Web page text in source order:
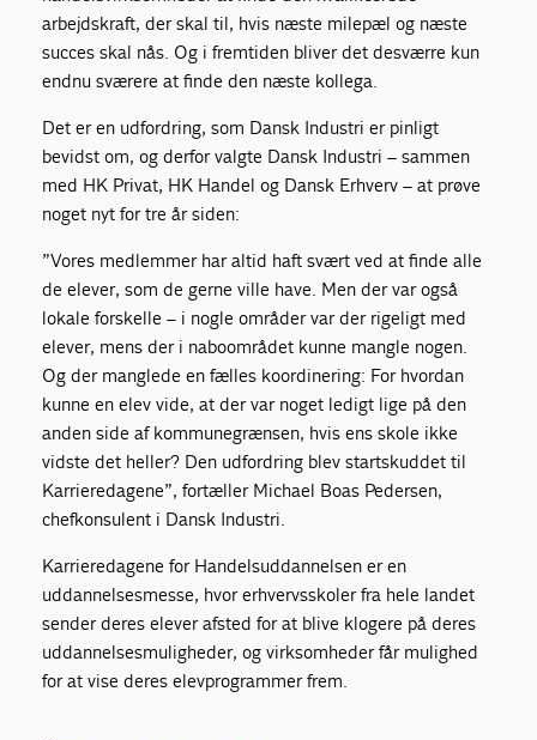
arbejdskraft, der skal til, hvis næste milepæl og næste
succes skal nås. Og i fremtiden bliver det desværre kun
endnu sværere at finde den næste kollega.
Det er en udfordring, som Dansk Industri er pinligt
bevidst om, og derfor valgte Dansk Industri – sammen
med HK Privat, HK Handel og Dansk Erhverv – at prøve
noget nyt for tre år siden:
”Vores medlemmer har altid haft svært ved at finde alle
de elever, som de gerne ville have. Men der var også
lokale forskelle – i nogle områder var der rigeligt med
elever, mens der i naboområdet kunne mangle nogen.
Og der manglede en fælles koordinering: For hvordan
kunne en elev vide, at der var noget ledigt lige på den
anden side af kommunegrænsen, hvis ens skole ikke
vidste det heller? Den udfordring blev startskuddet til
Karrieredagene”, fortæller Michael Boas Pedersen,
chefkonsulent i Dansk Industri.
Karrieredagene for Handelsuddannelsen er en
uddannelsesmesse, hvor erhvervsskoler fra hele landet
sender deres elever afsted for at blive klogere på deres
uddannelsesmuligheder, og virksomheder får mulighed
for at vise deres elevprogrammer frem.